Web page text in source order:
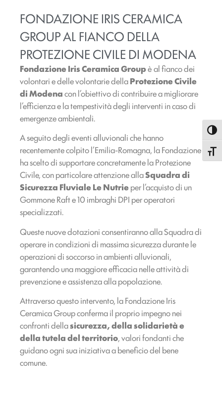
FONDAZIONE IRIS CERAMICA
GROUP AL FIANCO DELLA
PROTEZIONE CIVILE DI MODENA
Fondazione Iris Ceramica Groupè al fianco dei
volontari e delle volontarie dellaProtezione Civile
di Modenacon l’obiettivo di contribuire a migliorare
l’efficienza e la tempestività degli interventi in caso di
emergenze ambientali.
A seguito degli eventi alluvionali che hanno
recentemente colpito l’Emilia-Romagna, la Fondazione
ha scelto di supportare concretamente la Protezione
Civile, con particolare attenzione allaSquadra di
Sicurezza Fluviale Le Nutrie per l’acquisto di un
Gommone Raft e 10 imbraghi DPI per operatori
specializzati.
Queste nuove dotazioni consentiranno alla Squadra di
operare in condizioni di massima sicurezza durante le
operazioni di soccorso in ambienti alluvionali,
garantendo una maggiore efficacia nelle attività di
prevenzione e assistenza alla popolazione.
Attraverso questo intervento, la Fondazione Iris
Ceramica Group conferma il proprio impegno nei
confronti dellasicurezza, della solidarietà e
della tutela del territorio, valori fondanti che
guidano ogni sua iniziativa a beneficio del bene
comune.